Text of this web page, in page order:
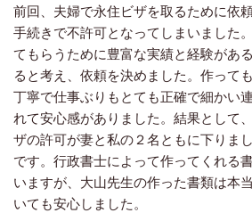
前回、夫婦で永住ビザを取るために依
手続きで不許可となってしまいました
てもらうために豊富な実績と経験があ
ると考え、依頼を決めました。作って
丁寧で仕事ぶりもとても正確で細かい
れて安心感がありました。結果として
ザの許可が妻と私の２名ともに下りま
です。行政書士によって作ってくれる
いますが、大山先生の作った書類は本
いても安心しました。